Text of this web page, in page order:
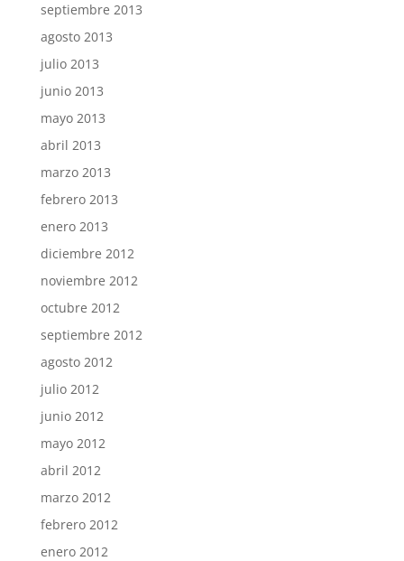
septiembre 2013
agosto 2013
julio 2013
junio 2013
mayo 2013
abril 2013
marzo 2013
febrero 2013
enero 2013
diciembre 2012
noviembre 2012
octubre 2012
septiembre 2012
agosto 2012
julio 2012
junio 2012
mayo 2012
abril 2012
marzo 2012
febrero 2012
enero 2012